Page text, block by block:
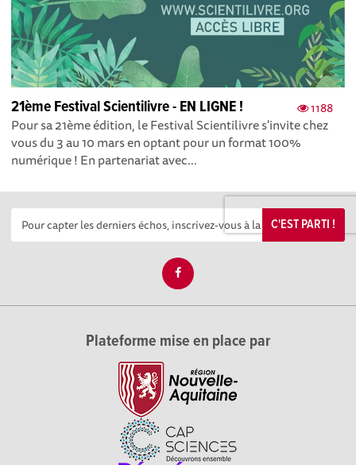
1188
21ème Festival Scientilivre - EN LIGNE !
Pour sa 21ème édition, le Festival Scientilivre s'invite chez
vous du 3 au 10 mars en optant pour un format 100%
numérique ! En partenariat avec...
C'EST PARTI !
Plateforme mise en place par